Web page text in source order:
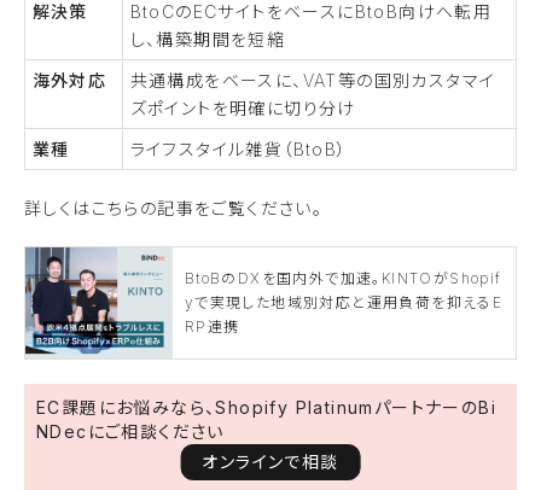
解決策
BtoCのECサイトをベースにBtoB向けへ転用
し、構築期間を短縮
海外対応
共通構成をベースに、VAT等の国別カスタマイ
ズポイントを明確に切り分け
業種
ライフスタイル雑貨（BtoB）
詳しくはこちらの記事をご覧ください。
BtoBのDXを国内外で加速。KINTOがShopif
yで実現した地域別対応と運用負荷を抑えるE
RP連携
EC課題にお悩みなら、Shopify PlatinumパートナーのBi
NDecにご相談ください
オンラインで相談